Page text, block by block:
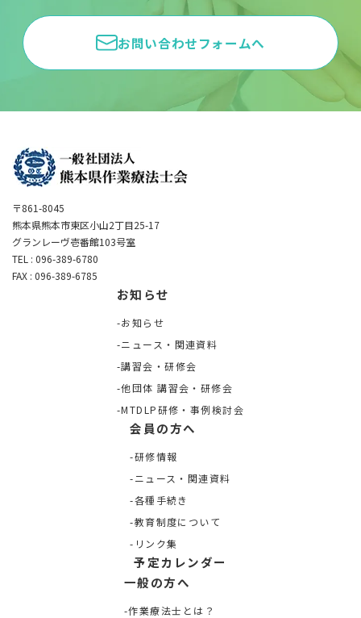
お問い合わせフォームへ
〒861-8045
熊本県熊本市東区小山2丁目25-17
グランレーヴ壱番館103号室
TEL : 096-389-6780
FAX : 096-389-6785
お知らせ
お知らせ
ニュース・関連資料
講習会・研修会
他団体 講習会・研修会
MTDLP研修・事例検討会
会員の方へ
研修情報
ニュース・関連資料
各種手続き
教育制度について
リンク集
予定カレンダー
一般の方へ
作業療法士とは？